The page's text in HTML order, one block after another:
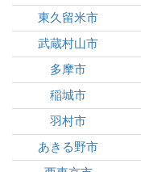
東久留米市
武蔵村山市
多摩市
稲城市
羽村市
あきる野市